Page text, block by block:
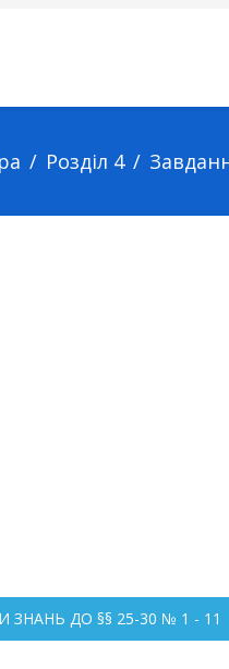
Розділ 4
ЗНАНЬ ДО §§ 25-30 № 1 - 11